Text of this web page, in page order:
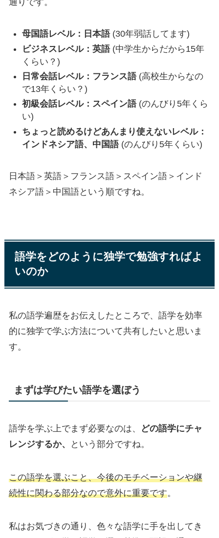
通りです。
母国語レベル：日本語(30年弱話してます)
ビジネスレベル：英語(中学生からだから15年
くらい？)
日常会話レベル：フランス語(高校生からなの
で13年くらい？)
初級会話レベル：スペイン語(のんびり5年くら
い)
ちょっと読めるけどあんまり使えないレベル：
インドネシア語、中国語 (のんびり5年くらい)
日本語＞英語＞フランス語＞スペイン語＞インド
ネシア語＞中国語という順ですね。
語学をどのように独学で勉強すればよ
いのか
私の語学遍歴をお伝えしたところで、語学を効率
的に独学で学ぶ方法について共有したいと思いま
す。
まずは学びたい語学を選ぼう
語学を学ぶ上でまず必要なのは、
どの語学にチャ
レンジするか、
という部分ですね。
この語学を選ぶこと、今後のモチベーションや継
続性に関わる部分なので意外に重要です。
私はお気づきの通り、色々な語学に手を出してき